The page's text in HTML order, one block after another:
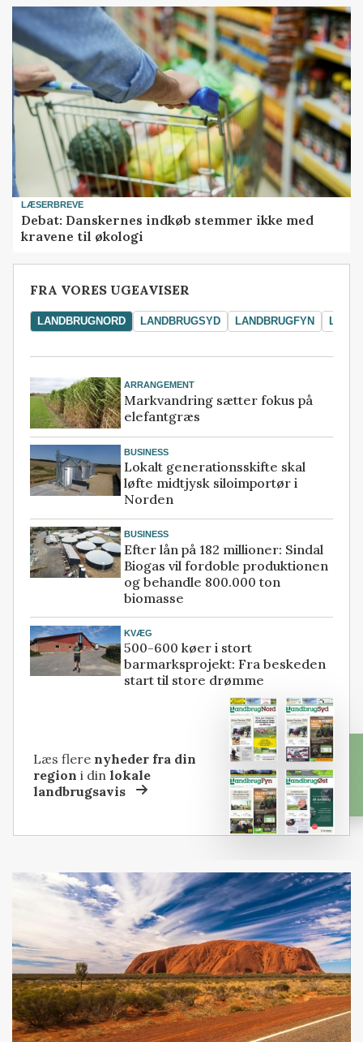
LÆSERBREVE
Debat: Danskernes indkøb stemmer ikke med
kravene til økologi
FRA VORES UGEAVISER
LANDBRUGNORD LANDBRUGSYD LANDBRUGFYN
ARRANGEMENT
Markvandring sætter fokus på
elefantgræs
BUSINESS
Lokalt generationsskifte skal
løfte midtjysk siloimportør i
Norden
BUSINESS
Efter lån på 182 millioner: Sindal
Biogas vil fordoble produktionen
og behandle 800.000 ton
biomasse
KVÆG
500-600 køer i stort
barmarksprojekt: Fra beskeden
start til store drømme
Læs flere nyheder fra din
region i dinlokale
landbrugsavis